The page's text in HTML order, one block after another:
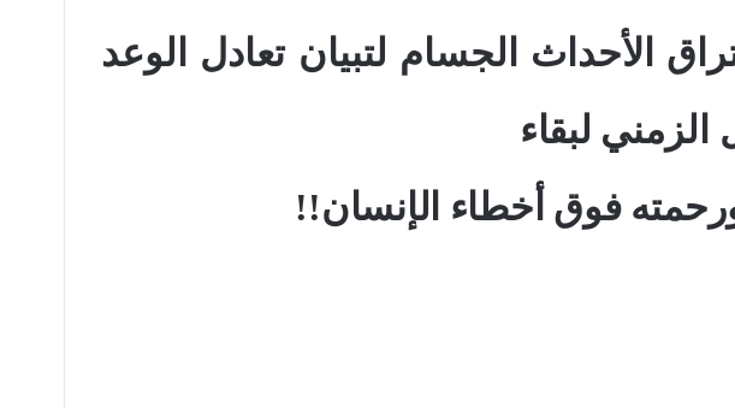
الأحداث الجسام لتبيان تعادل الوعد
الزمني لبقاء
فوق أخطاء الإنسان!!